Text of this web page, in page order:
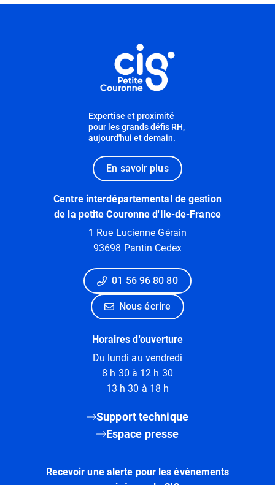
Expertise et proximité
pour les grands défis RH,
aujourd'hui et demain.
En savoir plus
Centre interdépartemental de gestion
de la petite Couronne d'Ile-de-France
1 Rue Lucienne Gérain
93698 Pantin Cedex
01 56 96 80 80
Nous écrire
Horaires d'ouverture
Du lundi au vendredi
8 h 30 à 12 h 30
13 h 30 à 18 h
Support technique
Espace presse
Recevoir une alerte pour les événements